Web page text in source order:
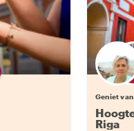
Geniet
Riga